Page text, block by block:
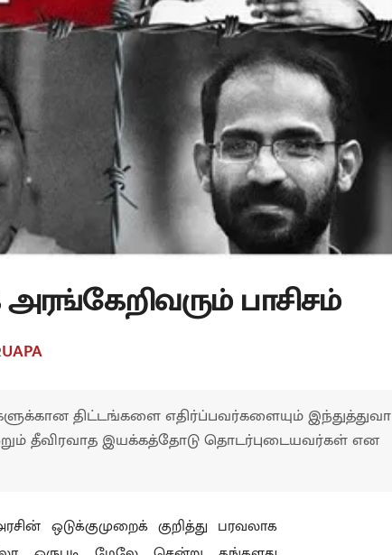
பாசிசம்
UAPA
திட்டங்களை எதிர்ப்பவர்களையும் இந்துத்துவா
தீவிரவாத இயக்கத்தோடு தொடர்புடையவர்கள் என
ஒடுக்குமுறைக் குறித்து பரவலாக